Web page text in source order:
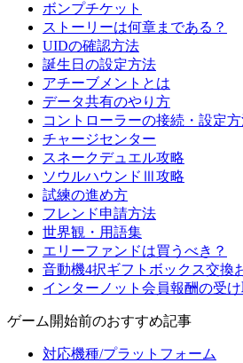
ボンプチケット
ストーリーは何章まである？
UIDの確認方法
誕生日の設定方法
アチーブメントとは
データ共有のやり方
コントローラーの接続・設定
チャージセンター
スネークデュエル攻略
ソウルハウンドⅢ攻略
試練の進め方
フレンド申請方法
世界観・用語集
エリーファンドは買うべき？
音動機4択ギフトボックス交換
インターノット会員報酬の受
ゲーム開始前のおすすめ記事
対応機種/プラットフォーム